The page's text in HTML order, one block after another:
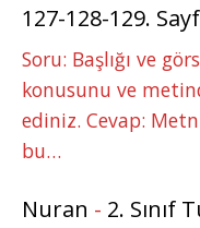
127-128-129.
Soru: Başlığı ve
konusunu ve
ediniz. Cevap:
bu…
Nuran - 2. Sınıf